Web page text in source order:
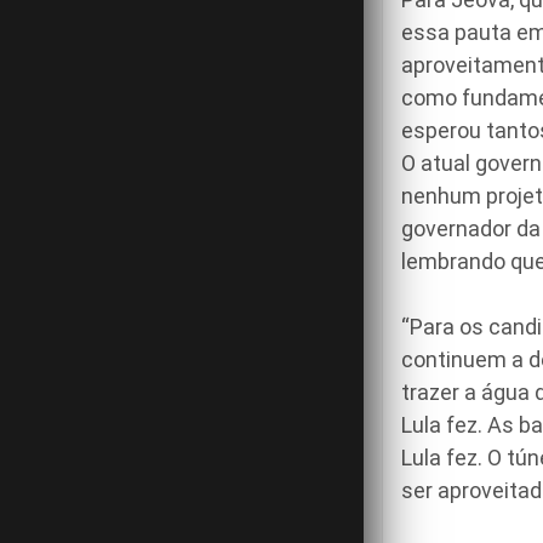
essa pauta
como
esperou
O atual
nenhum
governador
lembrando
“Para os
continuem a
trazer a água
Lula fez. As
Lula fez. O
ser